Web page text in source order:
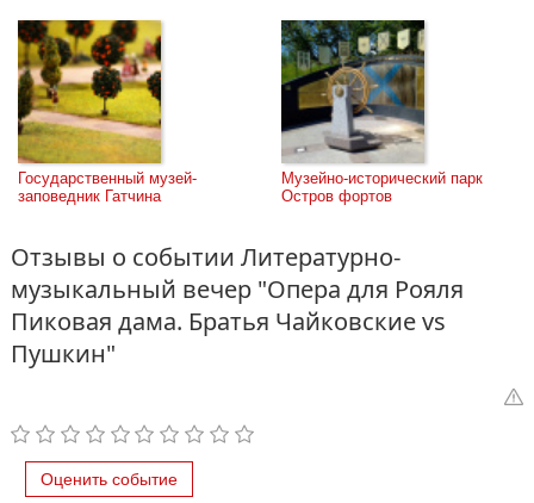
Государственный музей-
заповедник Гатчина
Музейно-исторический парк
Остров фортов
Отзывы о событии Литературно-
музыкальный вечер "Опера для Рояля
Пиковая дама. Братья Чайковские vs
Пушкин"
Оценить событие